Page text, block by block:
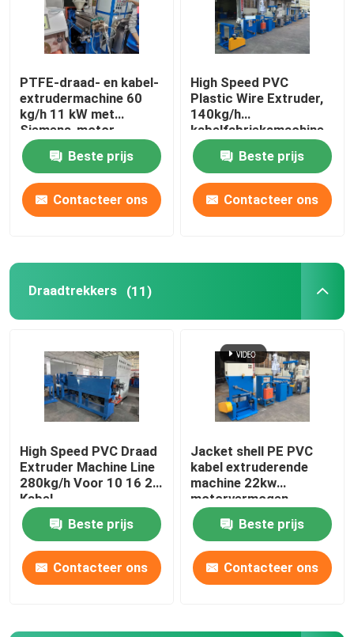
Koperen upcast machine
koperen lasmachine
Spiraalgeweld buismachine
Lasersnijmachine
Kabelbollen
Kabelkop
Koperdraadtekening
PTFE-draad- en kabel-
extrudermachine 60
kg/h 11 kW met
Siemens-motor
Beste prijs
Contacteer ons
High Speed PVC
Plastic Wire Extruder,
140kg/h
kabelfabrieksmachine
Beste prijs
Contacteer ons
Draadtrekkers (11)
High Speed PVC Draad
Extruder Machine Line
280kg/h Voor 10 16 25
Kabel
Beste prijs
Contacteer ons
Jacket shell PE PVC
kabel extruderende
machine 22kw
motorvermogen
Beste prijs
Contacteer ons